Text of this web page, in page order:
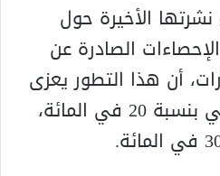
الأخيرة حول
الصادرة عن
أن هذا التطور يعزى
إلى تنامي النقل الدولي بنسبة 20 في المائة،